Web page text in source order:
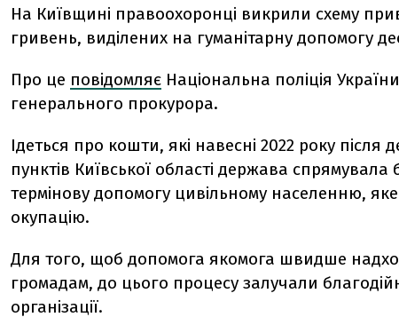
На Київщині правоохоронці викрили схему
гривень, виділених на гуманітарну допомогу
Про це повідомляє Національна поліція
генерального прокурора.
Ідеться про кошти, які навесні 2022 року після
пунктів Київської області держава
термінову допомогу цивільному населенню,
окупацію.
Для того, щоб допомога якомога швидше
громадам, до цього процесу залучали
організації.